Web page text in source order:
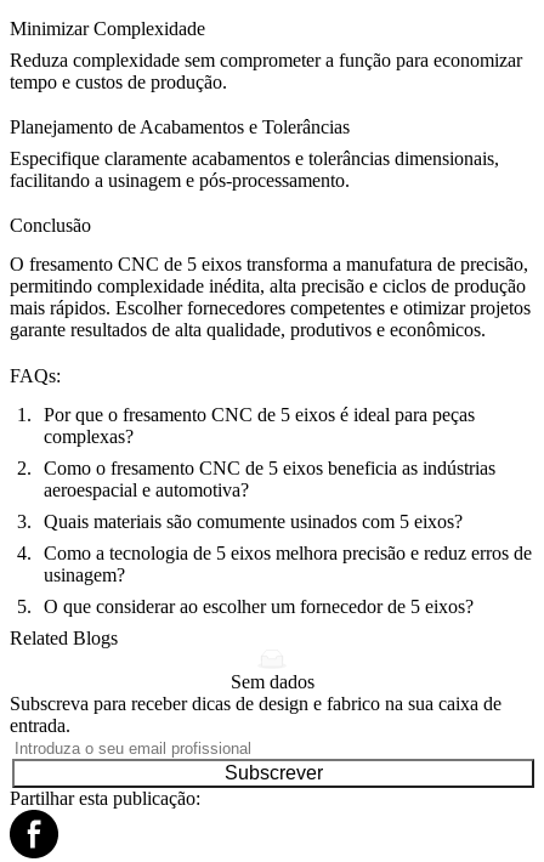
Minimizar Complexidade
Reduza complexidade sem comprometer a função para economizar
tempo e custos de produção.
Planejamento de Acabamentos e Tolerâncias
Especifique claramente acabamentos e tolerâncias dimensionais,
facilitando a usinagem e pós-processamento.
Conclusão
O fresamento CNC de 5 eixos transforma a manufatura de precisão,
permitindo complexidade inédita, alta precisão e ciclos de produção
mais rápidos. Escolher fornecedores competentes e otimizar projetos
garante resultados de alta qualidade, produtivos e econômicos.
FAQs:
Por que o fresamento CNC de 5 eixos é ideal para peças
complexas?
Como o fresamento CNC de 5 eixos beneficia as indústrias
aeroespacial e automotiva?
Quais materiais são comumente usinados com 5 eixos?
Como a tecnologia de 5 eixos melhora precisão e reduz erros de
usinagem?
O que considerar ao escolher um fornecedor de 5 eixos?
Related Blogs
Sem dados
Subscreva para receber dicas de design e fabrico na sua caixa de
entrada.
Subscrever
Partilhar esta publicação: